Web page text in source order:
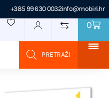
+385 99 630 0032info@mobiri.hr
0